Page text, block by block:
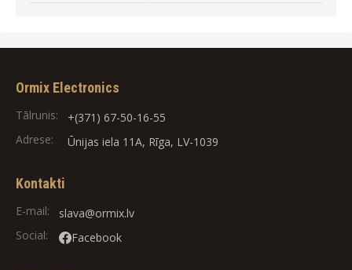
Ormix Electronics
Tālrunis:
+(371) 67-50-16-55
Adrese:
Ūnijas iela 11A, Rīga, LV-1039
Kontakti
E-mail:
slava@ormix.lv
Social:
Facebook